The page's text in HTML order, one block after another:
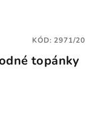
topánky
KÓD:2971/20